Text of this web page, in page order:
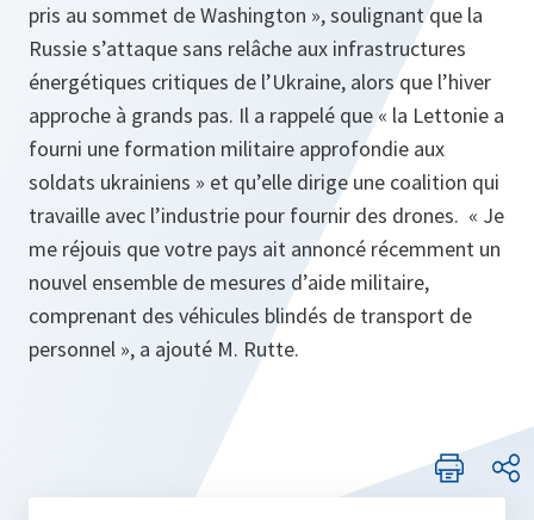
pris au sommet de Washington », soulignant que la
Russie s’attaque sans relâche aux infrastructures
énergétiques critiques de l’Ukraine, alors que l’hiver
approche à grands pas. Il a rappelé que « la Lettonie a
fourni une formation militaire approfondie aux
soldats ukrainiens » et qu’elle dirige une coalition qui
travaille avec l’industrie pour fournir des drones. « Je
me réjouis que votre pays ait annoncé récemment un
nouvel ensemble de mesures d’aide militaire,
comprenant des véhicules blindés de transport de
personnel », a ajouté M. Rutte.